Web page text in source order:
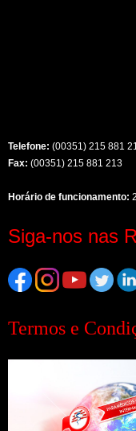
Telefone: (00351) 215 881
Fax: (00351) 215 881 213
Horário de funcionamento:
Siga-nos nas
Termos e